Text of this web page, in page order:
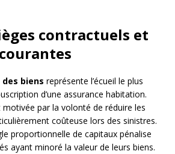
contractuels et
biens représente l’écueil le plus
d’une assurance habitation.
par la volonté de réduire les
coûteuse lors des sinistres.
proportionnelle de capitaux pénalise
ayant minoré la valeur de leurs biens.